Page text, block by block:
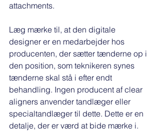
attachments.
Læg mærke til, at den digitale
designer er en medarbejder hos
producenten, der sætter tænderne op i
den position, som teknikeren synes
tænderne skal stå i efter endt
behandling. Ingen producent af clear
aligners anvender tandlæger eller
specialtandlæger til dette. Dette er en
detalje, der er værd at bide mærke i.